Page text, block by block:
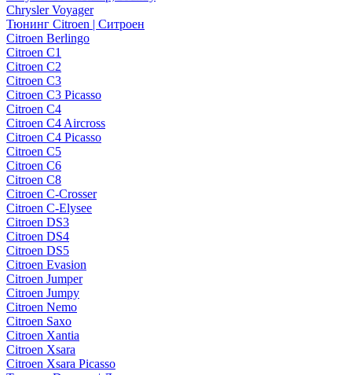
Chrysler Voyager
Тюнинг Citroen | Ситроен
Citroen Berlingo
Citroen C1
Citroen C2
Citroen C3
Citroen C3 Picasso
Citroen C4
Citroen C4 Aircross
Citroen C4 Picasso
Citroen C5
Citroen C6
Citroen C8
Citroen C-Crosser
Citroen C-Elysee
Citroen DS3
Citroen DS4
Citroen DS5
Citroen Evasion
Citroen Jumper
Citroen Jumpy
Citroen Nemo
Citroen Saxo
Citroen Xantia
Citroen Xsara
Citroen Xsara Picasso